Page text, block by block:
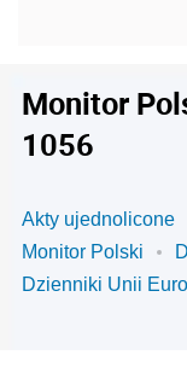
Monitor
1056
Akty ujednolicone
Monitor Polski
Dzienniki Unii